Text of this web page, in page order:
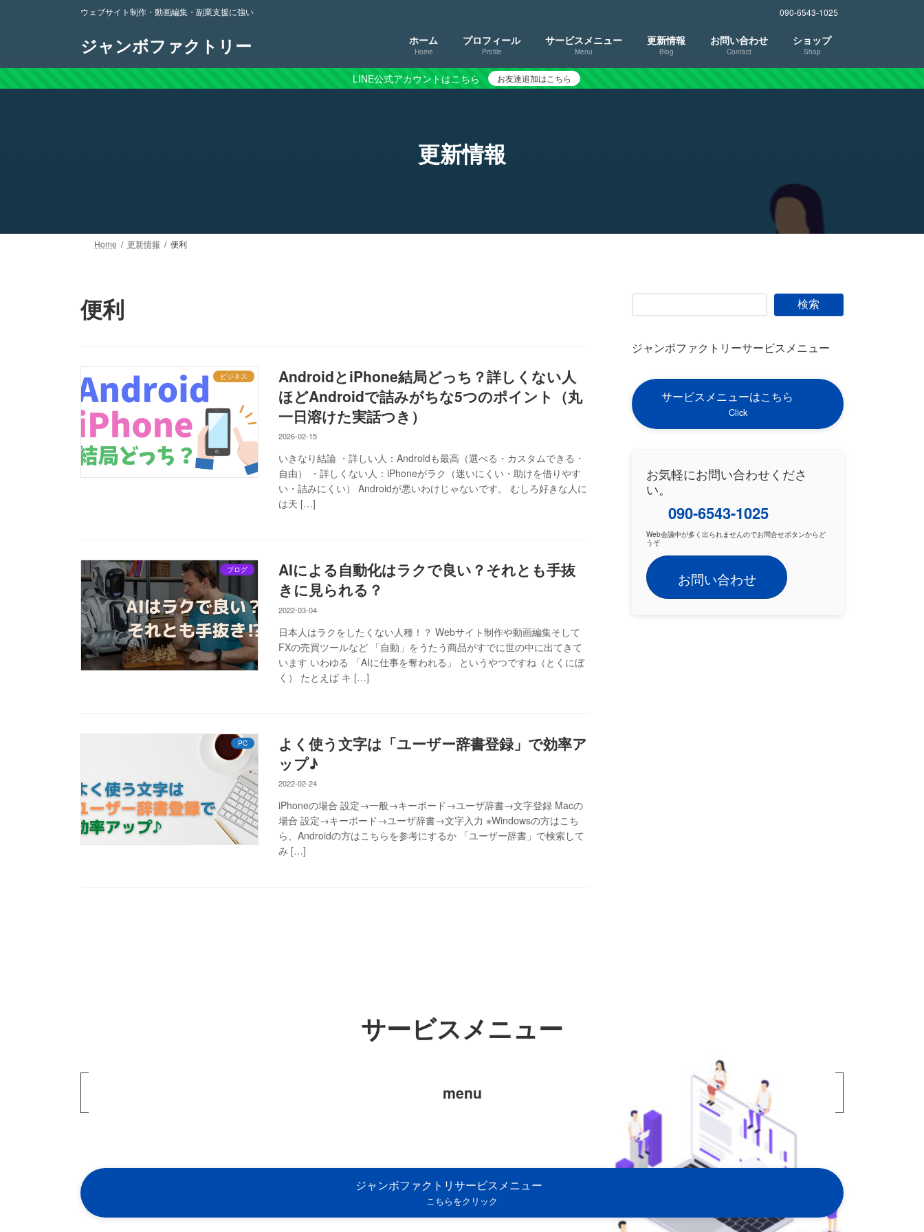
ツ
へ
シ
ョ
ウェブサイト制作・動画編集・副業支援に強い 090-6543-1025
ジャンボファクトリー ホーム
Home
プロフィール
Profile
サービスメニュー
Menu
更新情報
Blog
お問い合わせ
Contact
ショップ
Shop
LINE公式アカウントはこちら お友達追加はこちら
更新情報
Home 更新情報 便利
便利
ビジネス
AndroidとiPhone結局どっち？詳しくない人
ほどAndroidで詰みがちな5つのポイント（丸
一日溶けた実話つき）
2026-02-15
いきなり結論 ・詳しい人：Androidも最高（選べる・カスタムできる・
自由） ・詳しくない人：iPhoneがラク（迷いにくい・助けを借りやす
い・詰みにくい） Androidが悪いわけじゃないです。 むしろ好きな人に
は天 […]
ブログ
AIによる自動化はラクで良い？それとも手抜
きに見られる？
2022-03-04
日本人はラクをしたくない人種！？ Webサイト制作や動画編集そして
FXの売買ツールなど 「自動」をうたう商品がすでに世の中に出てきて
います いわゆる 「AIに仕事を奪われる」 というやつですね（とくにぼ
く） たとえば キ […]
PC
よく使う文字は「ユーザー辞書登録」で効率ア
ップ♪
2022-02-24
iPhoneの場合 設定→一般→キーボード→ユーザ辞書→文字登録 Macの
場合 設定→キーボード→ユーザ辞書→文字入力 ※Windowsの方はこち
ら、Androidの方はこちらを参考にするか 「ユーザー辞書」で検索して
み […]
検索
ジャンボファクトリーサービスメニュー
サービスメニューはこちら
Click
お気軽にお問い合わせくださ
い。
090-6543-1025
Web会議中が多く出られませんのでお問合せボタンからど
うぞ
お問い合わせ
サービスメニュー
menu
ジャンボファクトリサービスメニュー
こちらをクリック